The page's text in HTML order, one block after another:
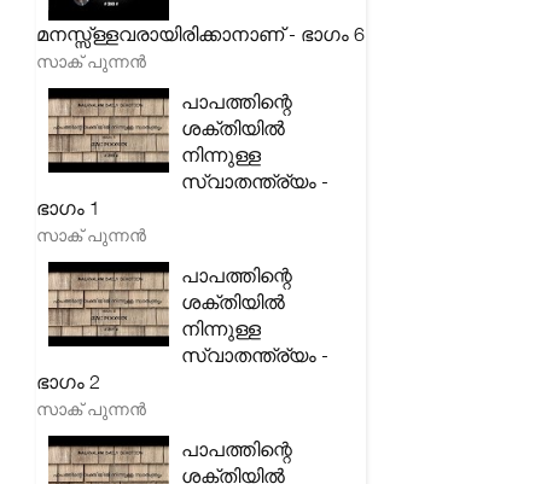
മനസ്സ്ള്ളവരായിരിക്കാനാണ് - ഭാഗം 6
സാക് പുന്നൻ
പാപത്തിന്റെ
ശക്തിയിൽ
നിന്നുള്ള
സ്വാതന്ത്ര്യം -
ഭാഗം 1
സാക് പുന്നൻ
പാപത്തിന്റെ
ശക്തിയിൽ
നിന്നുള്ള
സ്വാതന്ത്ര്യം -
ഭാഗം 2
സാക് പുന്നൻ
പാപത്തിന്റെ
ശക്തിയിൽ